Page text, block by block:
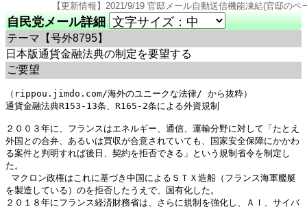
自民党メール詳細
テーマ 【号外8795】
日本版通貨金融法典の制定を要望する
ご要望
（rippou.jimdo.com/海外のユニークな法律/ から抜粋）
通貨金融法典R153-13条、R165-2条による外資規制
２００３年に、フランスはエネルギー、通信、運輸分野に対して「たとえ
外国との合弁、あるいは買収が合意されていても、国家安全保障にかかわ
る案件と判明すれば後日、契約を拒否できる」という規制省令を制定し
た。
を製造している）のを拒否したうえで、国有化した。
２０１８年にフランス経済財務省は、さらに規制を強化し、ＡＩ、サイバ
【更新情報】2021/9/19 官邸メール自動送信機能凍結(官邸の